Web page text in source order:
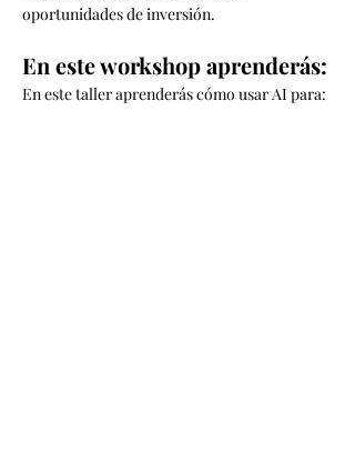
oportunidades de inversión.
En este workshop aprenderás:
En este taller aprenderás cómo usar AI para: